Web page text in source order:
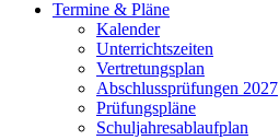
Termine & Pläne
Kalender
Unterrichtszeiten
Vertretungsplan
Abschlussprüfungen 2027
Prüfungspläne
Schuljahresablaufplan